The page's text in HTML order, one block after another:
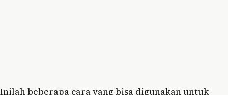
Inilah beberapa cara yang bisa digunakan untuk